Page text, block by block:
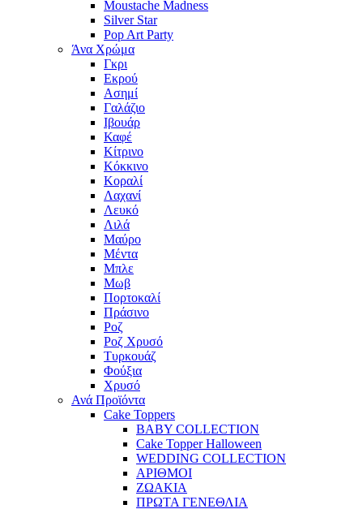
Moustache Madness
Silver Star
Pop Art Party
Άνα Χρώμα
Γκρι
Εκρού
Ασημί
Γαλάζιο
Ιβουάρ
Καφέ
Κίτρινο
Κόκκινο
Κοραλί
Λαχανί
Λευκό
Λιλά
Μαύρο
Μέντα
Μπλε
Μωβ
Πορτοκαλί
Πράσινο
Ροζ
Ροζ Χρυσό
Τυρκουάζ
Φούξια
Χρυσό
Ανά Προϊόντα
Cake Toppers
BABY COLLECTION
Cake Topper Halloween
WEDDING COLLECTION
ΑΡΙΘΜΟΙ
ΖΩΑΚΙΑ
ΠΡΩΤΑ ΓΕΝΕΘΛΙΑ